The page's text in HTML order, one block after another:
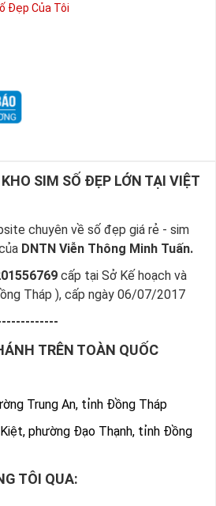
Đẹp Của Tôi
SIM SỐ ĐẸP LỚN TẠI VIỆT
chuyên về số đẹp giá rẻ - sim
DNTN Viễn Thông Minh Tuấn.
cấp tại Sở Kế hoạch và
Tháp ), cấp ngày 06/07/2017
TRÊN TOÀN QUỐC
Trung An, tỉnh Đồng Tháp
phường Đạo Thạnh, tỉnh Đồng
TÔI QUA: